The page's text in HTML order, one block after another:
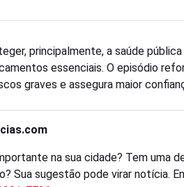
principalmente, a saúde
essenciais. O episódio
graves e assegura maior
na sua cidade? Tem uma
Sua sugestão pode virar notícia.